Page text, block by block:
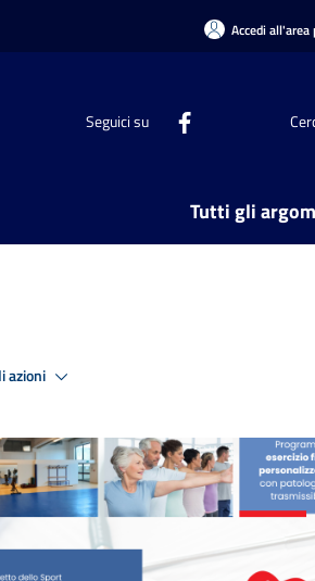
Accedi all'area
Seguici su
Tutti gli
azioni